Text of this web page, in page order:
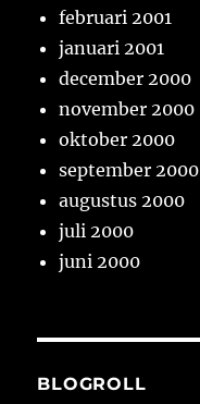
februari 2001
januari 2001
december 2000
november 2000
oktober 2000
september 2000
augustus 2000
juli 2000
juni 2000
BLOGROLL